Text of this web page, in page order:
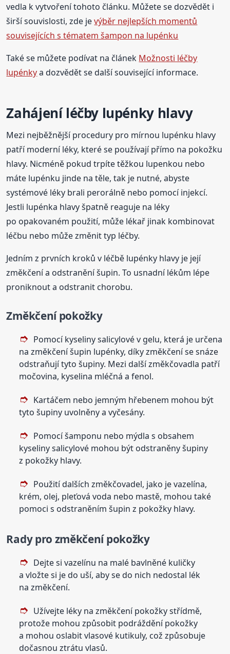
vedla k vytvoření tohoto článku. Můžete se dozvědět i
širší souvislosti, zde jevýběr nejlepších momentů
souvisejících s tématem šampon na lupénku
Také se můžete podívat na článek Možnosti léčby
lupénkya dozvědět se další související informace.
Zahájení léčby lupénky hlavy
Mezi nejběžnější procedury pro mírnou lupénku hlavy
patří moderní léky, které se používají přímo na pokožku
hlavy. Nicméně pokud trpíte těžkou lupenkou nebo
máte lupénku jinde na těle, tak je nutné, abyste
systémové léky brali perorálně nebo pomocí injekcí.
Jestli lupénka hlavy špatně reaguje na léky
po opakovaném použití, může lékař jinak kombinovat
léčbu nebo může změnit typ léčby.
Jedním z prvních kroků v léčbě lupénky hlavy je její
změkčení a odstranění šupin. To usnadní lékům lépe
proniknout a odstranit chorobu.
Změkčení pokožky
Pomocí kyseliny salicylové v gelu, která je určena
na změkčení šupin lupénky, díky změkčení se snáze
odstraňují tyto šupiny. Mezi další změkčovadla patří
močovina, kyselina mléčná a fenol.
Kartáčem nebo jemným hřebenem mohou být
tyto šupiny uvolněny a vyčesány.
Pomocí šamponu nebo mýdla s obsahem
kyseliny salicylové mohou být odstraněny šupiny
z pokožky hlavy.
Použití dalších změkčovadel, jako je vazelína,
krém, olej, pleťová voda nebo mastě, mohou také
pomoci s odstraněním šupin z pokožky hlavy.
Rady pro změkčení pokožky
Dejte si vazelínu na malé bavlněné kuličky
a vložte si je do uší, aby se do nich nedostal lék
na změkčení.
Užívejte léky na změkčení pokožky střídmě,
protože mohou způsobit podráždění pokožky
a mohou oslabit vlasové kutikuly, což způsobuje
dočasnou ztrátu vlasů.